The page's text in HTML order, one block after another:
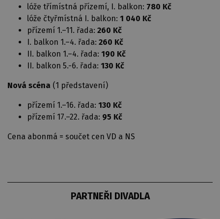
lóže třímístná přízemí, I. balkon: 780 Kč
lóže čtyřmístná I. balkon: 1 040 Kč
přízemí 1.–11. řada: 260 Kč
I. balkon 1.–4. řada: 260 Kč
II. balkon 1.–4. řada: 190 Kč
II. balkon 5.-6. řada: 130 Kč
Nová scéna (1 představení)
přízemí 1.–16. řada: 130 Kč
přízemí 17.–22. řada: 95 Kč
Cena abonmá = součet cen VD a NS
PARTNEŘI DIVADLA